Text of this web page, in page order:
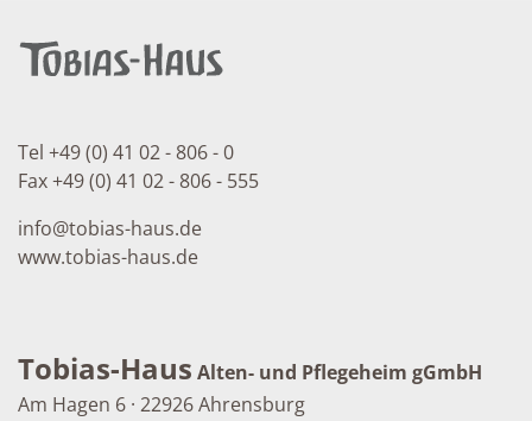
Tel +49 (0) 41 02 - 806 - 0
Fax +49 (0) 41 02 - 806 - 555
info@tobias-haus.de
www.tobias-haus.de
Tobias-Haus Alten- und Pflegeheim gGmbH
Am Hagen 6 · 22926 Ahrensburg